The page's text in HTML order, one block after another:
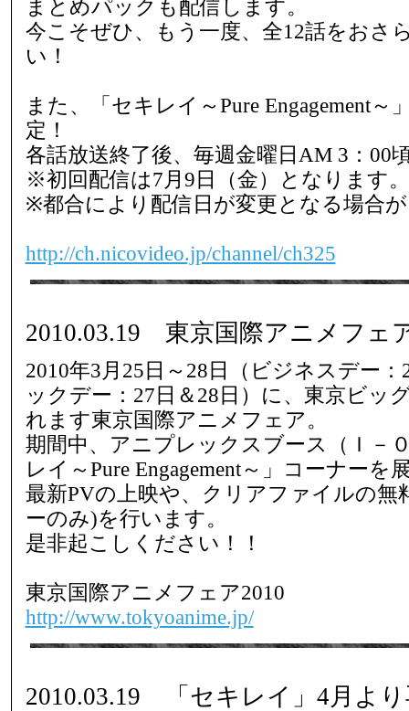
まとめパックも配信します。
今こそぜひ、もう一度、全12話をおさ
い！
また、「セキレイ～Pure Engagement～
定！
各話放送終了後、毎週金曜日AM 3：00
※初回配信は7月9日（金）となります。
※都合により配信日が変更となる場合
http://ch.nicovideo.jp/channel/ch325
2010.03.19 東京国際アニメフェ
2010年3月25日～28日（ビジネスデー
ックデー：27日＆28日）に、東京ビッ
れます東京国際アニメフェア。
期間中、アニプレックスブース（Ｉ－
レイ～Pure Engagement～」コーナーを
最新PVの上映や、クリアファイルの無
ーのみ)を行います。
是非起こしください！！
東京国際アニメフェア2010
http://www.tokyoanime.jp/
2010.03.19 「セキレイ」4月よ